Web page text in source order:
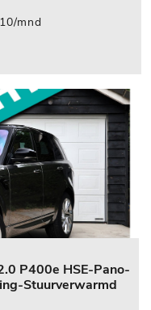
mnd
P400e HSE-Pano-
Stuurverwarmd